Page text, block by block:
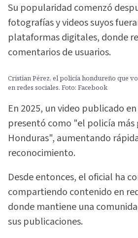
Su popularidad comenzó
fotografías y videos suyos
plataformas digitales, donde
comentarios de usuarios.
Cristian Pérez, el policía hondureño que
en redes sociales. Foto: Facebook
En 2025, un video publicado
presentó como "el policía más
Honduras", aumentando
reconocimiento.
Desde entonces, el oficial ha
compartiendo contenido en
donde mantiene una
sus publicaciones.